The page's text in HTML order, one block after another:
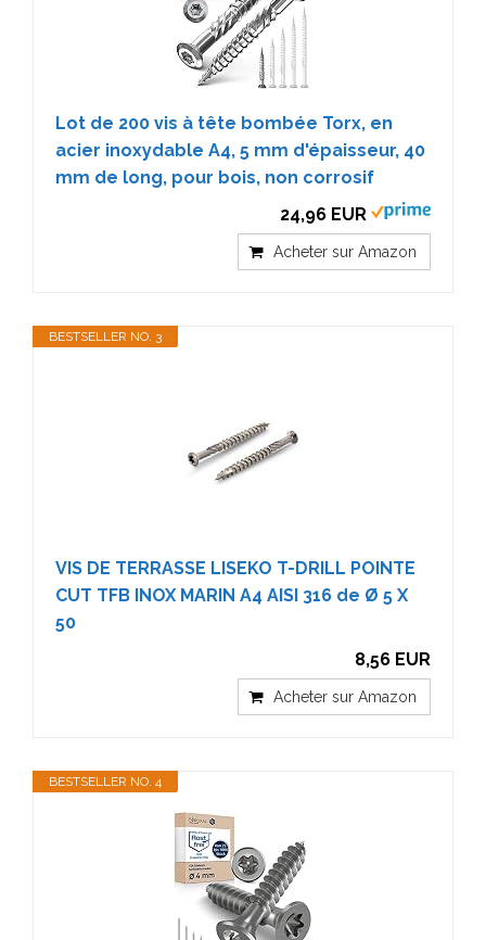
Lot de 200 vis à tête bombée Torx, en
acier inoxydable A4, 5 mm d'épaisseur, 40
mm de long, pour bois, non corrosif
24,96 EUR
Acheter sur Amazon
BESTSELLER NO. 3
VIS DE TERRASSE LISEKO T-DRILL POINTE
CUT TFB INOX MARIN A4 AISI 316 de Ø 5 X
50
8,56 EUR
Acheter sur Amazon
BESTSELLER NO. 4